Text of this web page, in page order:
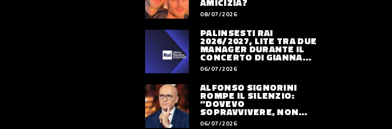
08/07/2026
PALINSESTI RAI
2026/2027, LITE TRA DUE
MANAGER DURANTE IL
CONCERTO DI GIANNA
NANNINI
06/07/2026
ALFONSO SIGNORINI
ROMPE IL SILENZIO:
“DOVEVO
SOPRAVVIVERE, NON
VIVERE”
06/07/2026